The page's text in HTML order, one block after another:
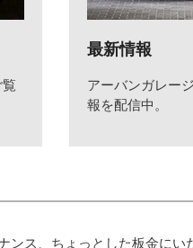
最新情報
アーバンガレー
報を配信中。
ンス、ちょっとした板金にい